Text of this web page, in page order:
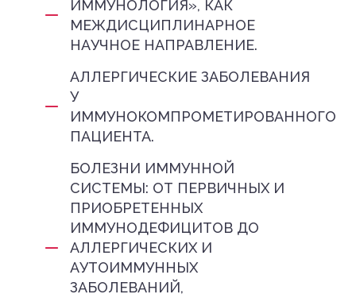
ИММУНОЛОГИЯ», КАК
МЕЖДИСЦИПЛИНАРНОЕ
НАУЧНОЕ НАПРАВЛЕНИЕ.
АЛЛЕРГИЧЕСКИЕ ЗАБОЛЕВАНИЯ
У
ИММУНОКОМПРОМЕТИРОВАННОГО
ПАЦИЕНТА.
БОЛЕЗНИ ИММУННОЙ
СИСТЕМЫ: ОТ ПЕРВИЧНЫХ И
ПРИОБРЕТЕННЫХ
ИММУНОДЕФИЦИТОВ ДО
АЛЛЕРГИЧЕСКИХ И
АУТОИММУННЫХ
ЗАБОЛЕВАНИЙ,